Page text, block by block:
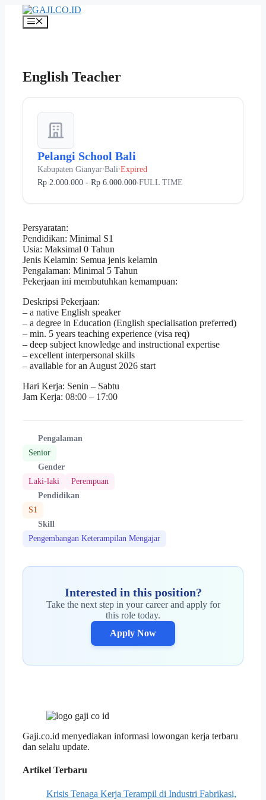
Langsung
Menu
English Teacher
Pelangi School Bali
Kabupaten Gianyar•Bali•Expired
Rp 2.000.000 - Rp 6.000.000•FULL TIME
Persyaratan:
Pendidikan: Minimal S1
Usia: Maksimal 0 Tahun
Jenis Kelamin: Semua jenis kelamin
Pengalaman: Minimal 5 Tahun
Pekerjaan ini membutuhkan kemampuan:
Deskripsi Pekerjaan:
– a native English speaker
– a degree in Education (English specialisation preferred)
– min. 5 years teaching experience (visa req)
– deep subject knowledge and instructional expertise
– excellent interpersonal skills
– available for an August 2026 start
Hari Kerja: Senin – Sabtu
Jam Kerja: 08:00 – 17:00
Pengalaman
Senior
Gender
Laki-laki
Perempuan
Pendidikan
S1
Skill
Pengembangan Keterampilan Mengajar
Interested in this position?
Take the next step in your career and apply for
this role today.
Apply Now
Gaji.co.id menyediakan informasi lowongan kerja terbaru
dan selalu update.
Artikel Terbaru
Krisis Tenaga Kerja Terampil di Industri Fabrikasi,